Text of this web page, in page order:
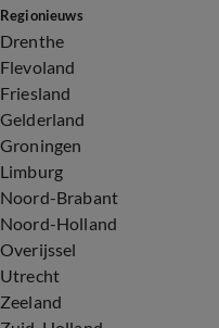
Regionieuws
Drenthe
Flevoland
Friesland
Gelderland
Groningen
Limburg
Noord-Brabant
Noord-Holland
Overijssel
Utrecht
Zeeland